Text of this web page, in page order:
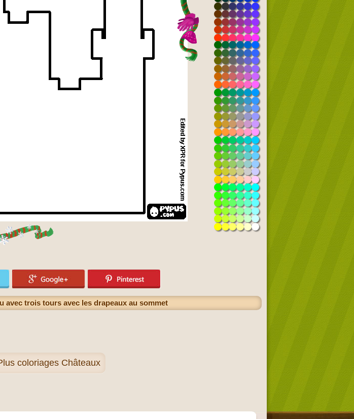
avec trois tours avec les drapeaux au sommet
coloriages Châteaux